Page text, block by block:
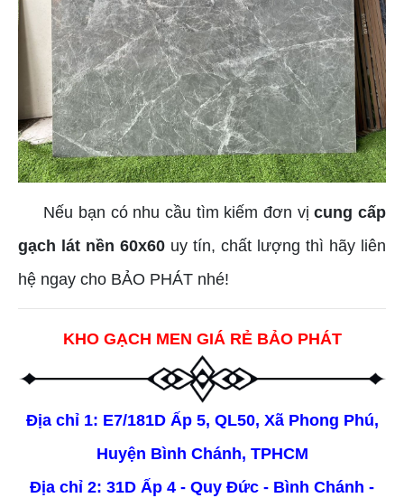
Nếu bạn có nhu cầu tìm kiếm đơn vịcung cấp
gạch lát nền 60x60 uy tín, chất lượng thì hãy liên
hệ ngay cho BẢO PHÁT nhé!
KHO GẠCH MEN GIÁ RẺ BẢO PHÁT
Địa chỉ 1: E7/181D Ấp 5, QL50, Xã Phong Phú,
Huyện Bình Chánh, TPHCM
Địa chỉ 2: 31D Ấp 4 - Quy Đức - Bình Chánh -